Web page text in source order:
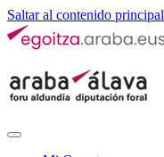
Saltar al contenido principal